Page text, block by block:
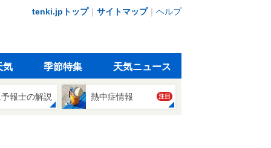
tenki.jpトップ｜ サイトマップ｜ ヘルプ
気 季節特集 天気ニュース
報士の解説 熱中症情報 注目